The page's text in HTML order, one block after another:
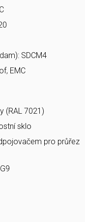
SDCM4
EMC
(RAL 7021)
sklo
pro průřez